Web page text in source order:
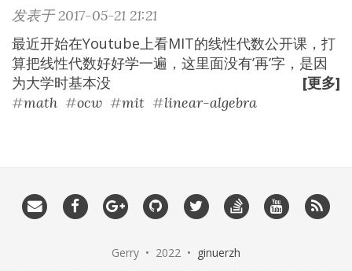
发表于 2017-05-21 21:21
最近开始在Youtube上看MIT的线性代数公开课，打
算把线性代数好好学一遍，这里面没有’再’字，是因
为大学时基本没
[更多]
#math #ocw #mit #linear-algebra
Gerry • 2022 • ginuerzh